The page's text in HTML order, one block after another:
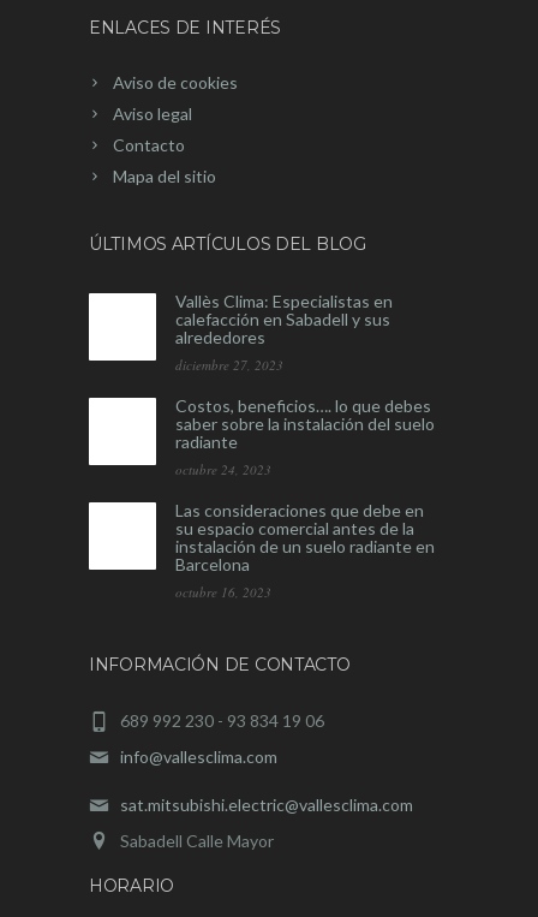
ENLACES DE INTERÉS
Aviso de cookies
Aviso legal
Contacto
Mapa del sitio
ÚLTIMOS ARTÍCULOS DEL BLOG
Vallès Clima: Especialistas en
calefacción en Sabadell y sus
alrededores
diciembre 27, 2023
Costos, beneficios…. lo que debes
saber sobre la instalación del suelo
radiante
octubre 24, 2023
Las consideraciones que debe en
su espacio comercial antes de la
instalación de un suelo radiante en
Barcelona
octubre 16, 2023
INFORMACIÓN DE CONTACTO
689 992 230 - 93 834 19 06
info@vallesclima.com
sat.mitsubishi.electric@vallesclima.com
Sabadell Calle Mayor
HORARIO